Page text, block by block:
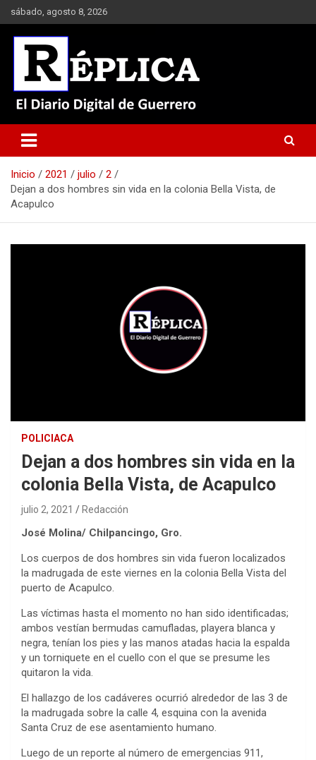
Saltar
al
contenido
sábado, agosto 8, 2026
Réplica
Inicio 2021 julio
2
Dejan a dos hombres sin vida en la colonia Bella Vista, de
Acapulco
POLICIACA
Dejan a dos hombres sin vida en la
colonia Bella Vista, de Acapulco
julio 2, 2021 Redacción
José Molina/ Chilpancingo, Gro.
Los cuerpos de dos hombres sin vida fueron localizados
la madrugada de este viernes en la colonia Bella Vista del
puerto de Acapulco.
Las víctimas hasta el momento no han sido identificadas;
ambos vestían bermudas camufladas, playera blanca y
negra, tenían los pies y las manos atadas hacia la espalda
y un torniquete en el cuello con el que se presume les
quitaron la vida.
El hallazgo de los cadáveres ocurrió alrededor de las 3 de
la madrugada sobre la calle 4, esquina con la avenida
Santa Cruz de ese asentamiento humano.
Luego de un reporte al número de emergencias 911,